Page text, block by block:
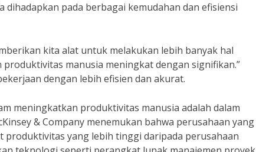
pada berbagai kemudahan dan efisiensi
kita alat untuk melakukan lebih banyak hal
manusia meningkat dengan signifikan.”
dengan lebih efisien dan akurat.
meningkatkan produktivitas manusia adalah dalam
& Company menemukan bahwa perusahaan yang
yang lebih tinggi daripada perusahaan